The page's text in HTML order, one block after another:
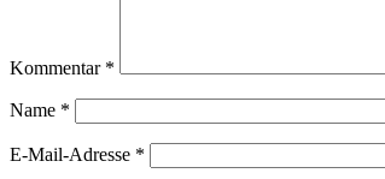
Kommentar *
Name *
E-Mail-Adresse *